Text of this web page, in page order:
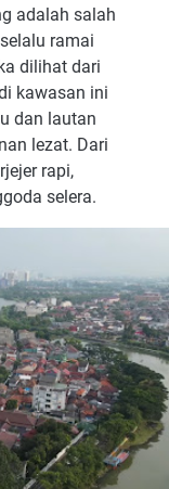
adalah salah
ramai
dilihat dari
kawasan ini
dan lautan
lezat. Dari
rapi,
selera.